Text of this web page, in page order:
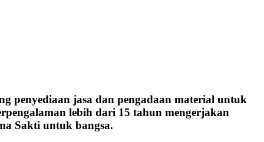
penyediaan jasa dan pengadaan material untuk
lebih dari 15 tahun mengerjakan
Sakti untuk bangsa.